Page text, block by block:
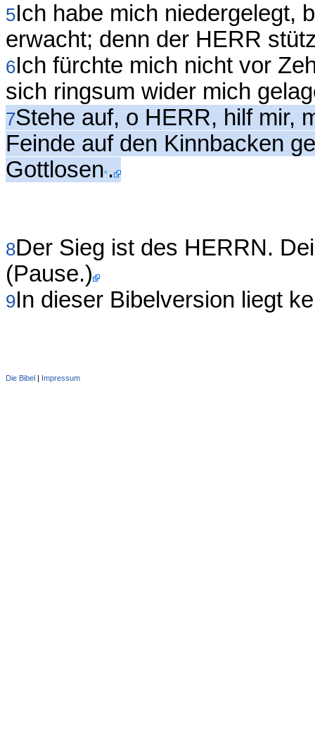
5Ich habe mich niedergelegt,
erwacht; denn der HERR
6Ich fürchte mich nicht vor
sich ringsum wider mich
7Stehe auf, o HERR, hilf mir,
Feinde auf den Kinnbacken
Gottlosen .
8Der Sieg ist des HERRN.
(Pause.)
9In dieser Bibelversion liegt
Die Bibel | Impressum